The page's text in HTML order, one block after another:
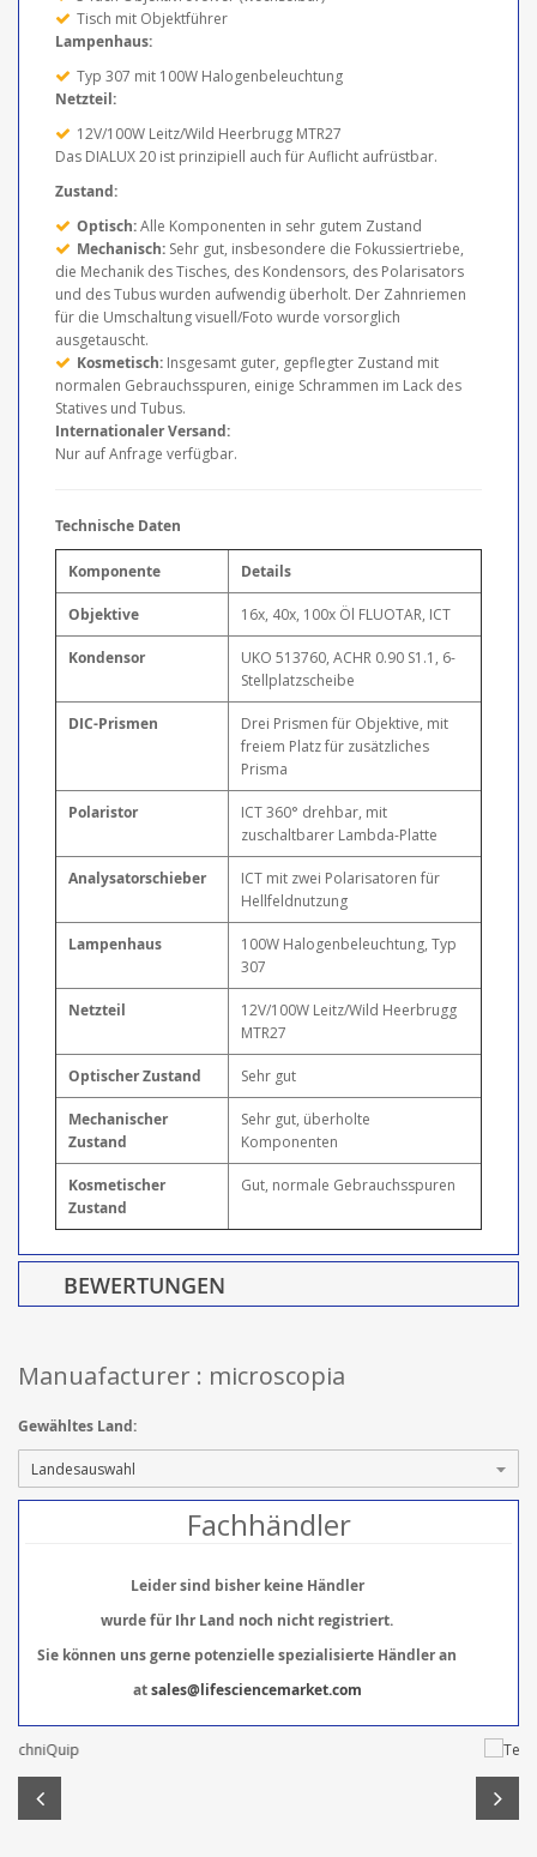
Tisch mit Objektführer
Lampenhaus:
Typ 307 mit 100W Halogenbeleuchtung
Netzteil:
12V/100W Leitz/Wild Heerbrugg MTR27
Das DIALUX 20 ist prinzipiell auch für Auflicht aufrüstbar.
Zustand:
Optisch:Alle Komponenten in sehr gutem Zustand
Mechanisch: Sehr gut, insbesondere die Fokussiertriebe,
die Mechanik des Tisches, des Kondensors, des Polarisators
und des Tubus wurden aufwendig überholt. Der Zahnriemen
für die Umschaltung visuell/Foto wurde vorsorglich
ausgetauscht.
Kosmetisch: Insgesamt guter, gepflegter Zustand mit
normalen Gebrauchsspuren, einige Schrammen im Lack des
Statives und Tubus.
Internationaler Versand:
Nur auf Anfrage verfügbar.
Technische Daten
Komponente Details
Objektive 16x, 40x, 100x Öl FLUOTAR, ICT
Kondensor
UKO 513760, ACHR 0.90 S1.1, 6-
Stellplatzscheibe
DIC-Prismen
Drei Prismen für Objektive, mit
freiem Platz für zusätzliches
Prisma
Polaristor
ICT 360° drehbar, mit
zuschaltbarer Lambda-Platte
Analysatorschieber
ICT mit zwei Polarisatoren für
Hellfeldnutzung
Lampenhaus
100W Halogenbeleuchtung, Typ
307
Netzteil
12V/100W Leitz/Wild Heerbrugg
MTR27
Optischer Zustand Sehr gut
Mechanischer
Zustand
Sehr gut, überholte
Komponenten
Kosmetischer
Zustand
Gut, normale Gebrauchsspuren
BEWERTUNGEN
Manuafacturer : microscopia
Gewähltes Land:
Fachhändler
Leider sind bisher keine Händler
wurde für Ihr Land noch nicht registriert.
Sie können uns gerne potenzielle spezialisierte Händler an
atsales@lifesciencemarket.com